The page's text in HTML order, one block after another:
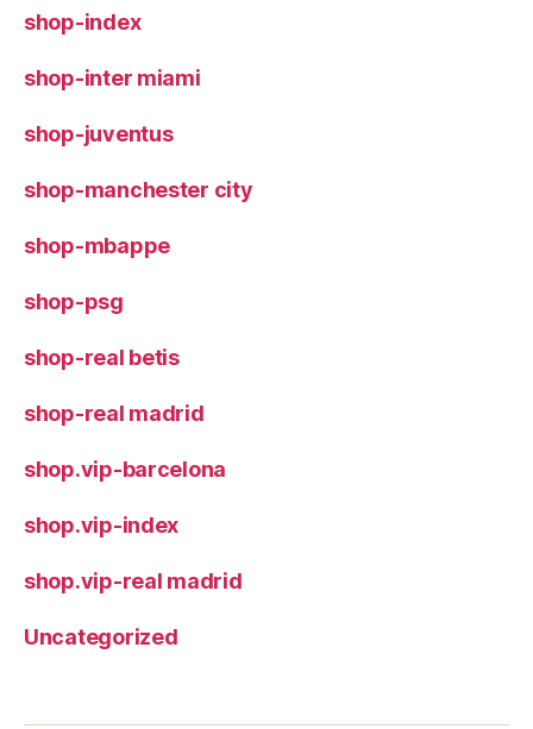
shop-index
shop-inter miami
shop-juventus
shop-manchester city
shop-mbappe
shop-psg
shop-real betis
shop-real madrid
shop.vip-barcelona
shop.vip-index
shop.vip-real madrid
Uncategorized